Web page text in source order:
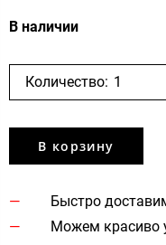
В наличии
Количество:
В корзину
Быстро
Можем красиво